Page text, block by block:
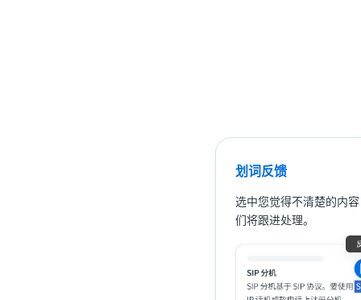
划词反馈
选中您觉得不清楚的内
们将跟进处理。